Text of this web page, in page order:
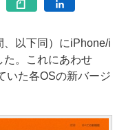
以下同）にiPhone/i
た。これにあわせ
いた各OSの新バージ